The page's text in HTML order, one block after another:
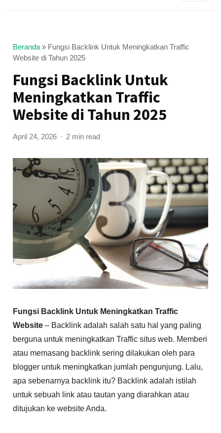
Beranda » Fungsi Backlink Untuk Meningkatkan Traffic
Website di Tahun 2025
Fungsi Backlink Untuk
Meningkatkan Traffic
Website di Tahun 2025
April 24, 2026 2 min read
Fungsi Backlink Untuk Meningkatkan Traffic
Website – Backlink adalah salah satu hal yang paling
berguna untuk meningkatkan Traffic situs web. Memberi
atau memasang backlink sering dilakukan oleh para
blogger untuk meningkatkan jumlah pengunjung. Lalu,
apa sebenarnya backlink itu? Backlink adalah istilah
untuk sebuah link atau tautan yang diarahkan atau
ditujukan ke website Anda.